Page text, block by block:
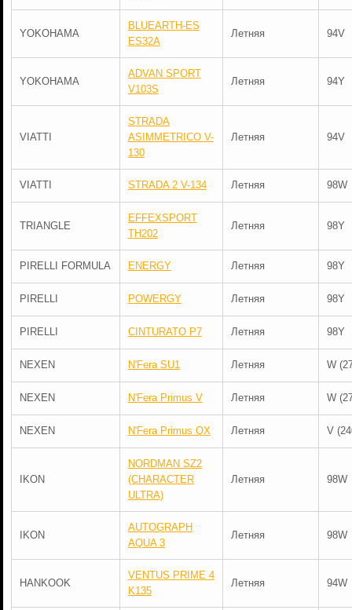
YOKOHAMA
BLUEARTH-ES
ES32A
Летняя 94V
YOKOHAMA
ADVAN SPORT
V103S
Летняя 94Y
VIATTI
STRADA
ASIMMETRICO V-
130
Летняя 94V
VIATTI STRADA 2 V-134 Летняя 98W
TRIANGLE
EFFEXSPORT
TH202
Летняя 98Y
PIRELLI FORMULA ENERGY Летняя 98Y
PIRELLI POWERGY Летняя 98Y
PIRELLI CINTURATO P7 Летняя 98Y
NEXEN N'Fera SU1 Летняя W
NEXEN N'Fera Primus V Летняя W
NEXEN N'Fera Primus QX Летняя V
IKON
NORDMAN SZ2
(CHARACTER
ULTRA)
Летняя 98W
IKON
AUTOGRAPH
AQUA 3
Летняя 98W
HANKOOK
VENTUS PRIME 4
K135
Летняя 94W